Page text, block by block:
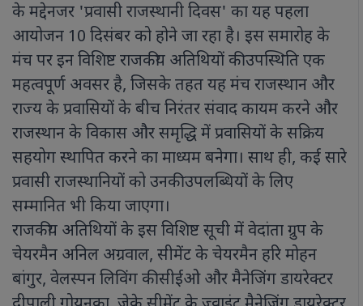
के मद्देनजर 'प्रवासी राजस्थानी दिवस' का यह पहला
आयोजन 10 दिसंबर को होने जा रहा है। इस समारोह के
मंच पर इन विशिष्ट राजकीय अतिथियों की उपस्थिति एक
महत्वपूर्ण अवसर है, जिसके तहत यह मंच राजस्थान और
राज्य के प्रवासियों के बीच निरंतर संवाद कायम करने और
राजस्थान के विकास और समृद्धि में प्रवासियों के सक्रिय
सहयोग स्थापित करने का माध्यम बनेगा। साथ ही, कई सारे
प्रवासी राजस्थानियों को उनकी उपलब्धियों के लिए
सम्मानित भी किया जाएगा।
राजकीय अतिथियों के इस विशिष्ट सूची में वेदांता ग्रुप के
चेयरमैन अनिल अग्रवाल, सीमेंट के चेयरमैन हरि मोहन
बांगुर, वेलस्पन लिविंग की सीईओ और मैनेजिंग डायरेक्टर